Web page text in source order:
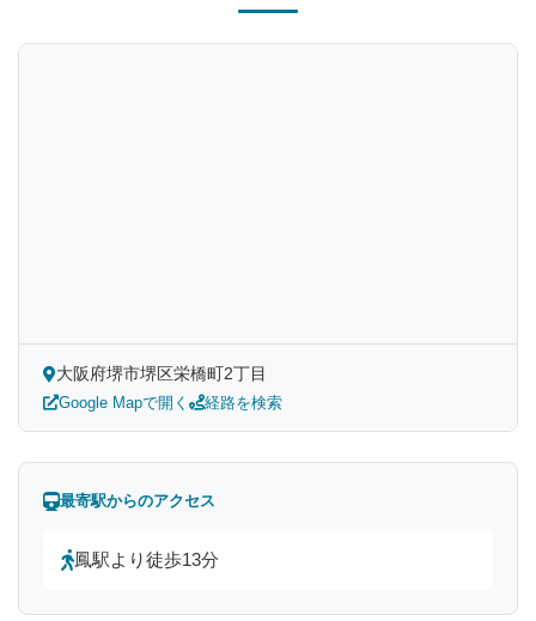
大阪府堺市堺区栄橋町2丁目
Google Mapで開く 経路を検索
最寄駅からのアクセス
鳳駅より徒歩13分